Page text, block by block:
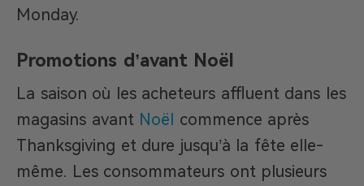
Monday.
Promotions d’avant Noël
La saison où les acheteurs affluent dans les
magasins avant Noël commence après
Thanksgiving et dure jusqu’à la fête elle-
même. Les consommateurs ont plusieurs